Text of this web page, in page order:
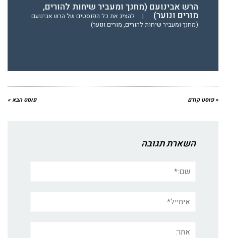
הרש אבינועם (מחנך ומעביר שיחות להורים,
מורים ונוער) |
להציג את כל הפוסטים של הרש אבינועם
(מחנך ומעביר שיחות להורים, מורים ונוער)
« פוסט קודם פוסט הבא »
השארת תגובה